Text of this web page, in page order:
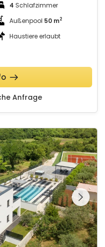
4 Schlafzimmer
Außenpool 50 m2
Haustiere erlaubt
Anfrage
Schauen Sie sich die
gesamte Galerie